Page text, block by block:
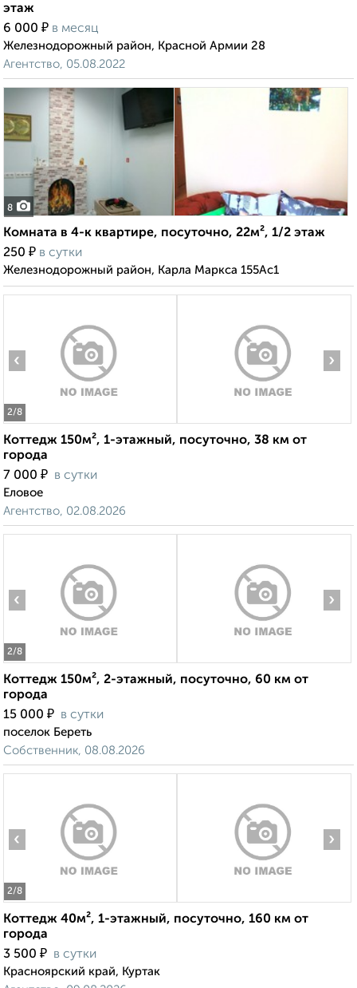
этаж
6 000 ₽ в месяц
Железнодорожный район, Красной Армии 28
Агентство, 05.08.2022
8
Комната в 4-к квартире, посуточно, 22м², 1/2 этаж
250 ₽ в сутки
Железнодорожный район, Карла Маркса 155Ас1
2/8
‹ ›
Коттедж 150м², 1-этажный, посуточно, 38 км от
города
7 000 ₽ в сутки
Еловое
Агентство, 02.08.2026
2/8
‹ ›
Коттедж 150м², 2-этажный, посуточно, 60 км от
города
15 000 ₽ в сутки
поселок Береть
Собственник, 08.08.2026
2/8
‹ ›
Коттедж 40м², 1-этажный, посуточно, 160 км от
города
3 500 ₽ в сутки
Красноярский край, Куртак